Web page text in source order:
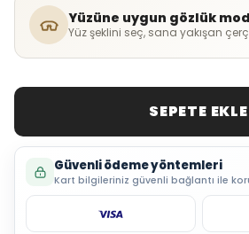
Yüzüne uygun gözlük
Yüz şeklini seç, sana yakışan
SEPETE EKLE
Güvenli ödeme yöntemleri
Kart bilgileriniz güvenli bağlantı ile